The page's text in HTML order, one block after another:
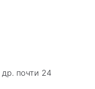
почти 24